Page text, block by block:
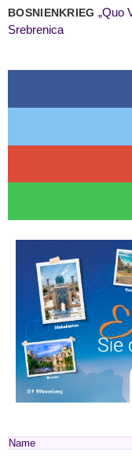
BOSNIENKRIEG „Quo
Srebrenica